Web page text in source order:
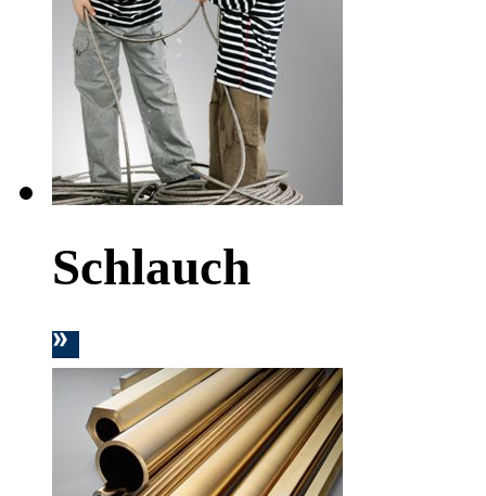
Schlauch